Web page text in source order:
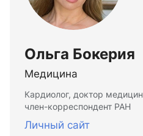
Ольга Бокерия
Медицина
Кардиолог, доктор
член-корреспондент РАН
Личный сайт